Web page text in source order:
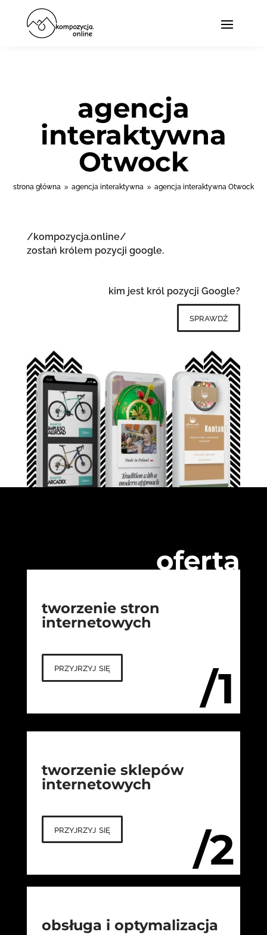
agencja
interaktywna
Otwock
strona główna 9 agencja interaktywna 9 agencja interaktywna Otwock
/kompozycja.online/
zostań królem pozycji google.
kim jest król pozycji Google?
sprawdź
oferta
/1
tworzenie stron
internetowych
przyjrzyj się
/2
tworzenie sklepów
internetowych
przyjrzyj się
obsługa i optymalizacja